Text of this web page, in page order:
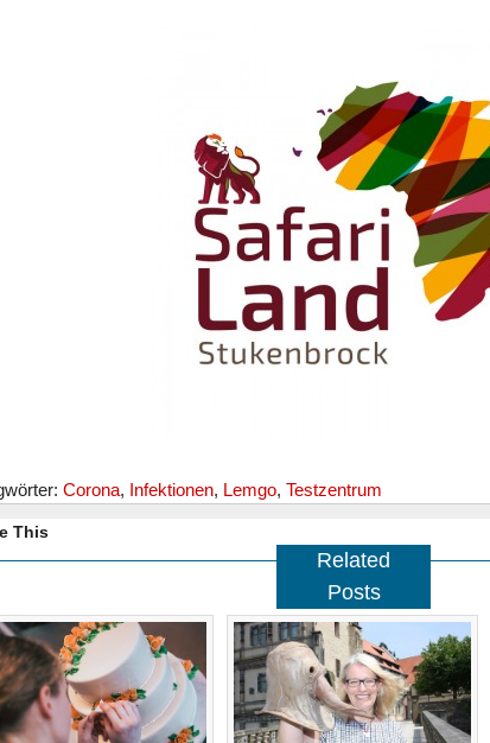
Corona, Infektionen, Lemgo, Testzentrum
This
Related
Posts